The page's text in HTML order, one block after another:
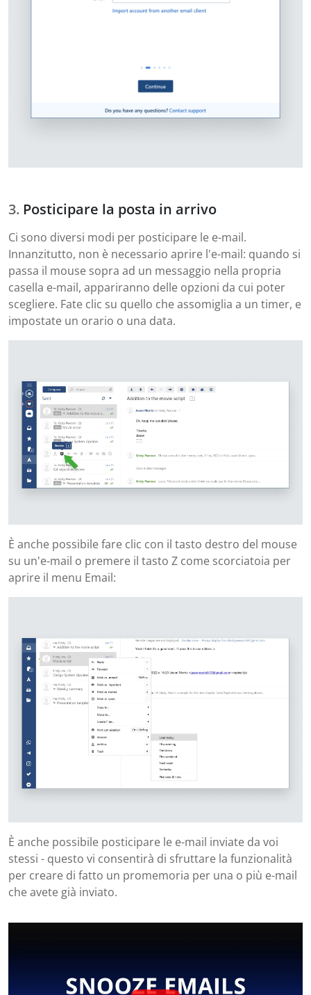
Posticipare la posta in arrivo
Ci sono diversi modi per posticipare le e-mail.
Innanzitutto, non è necessario aprire l'e-mail: quando si
passa il mouse sopra ad un messaggio nella propria
casella e-mail, appariranno delle opzioni da cui poter
scegliere. Fate clic su quello che assomiglia a un timer, e
impostate un orario o una data.
È anche possibile fare clic con il tasto destro del mouse
su un'e-mail o premere il tasto Z come scorciatoia per
aprire il menu Email:
È anche possibile posticipare le e-mail inviate da voi
stessi - questo vi consentirà di sfruttare la funzionalità
per creare di fatto un promemoria per una o più e-mail
che avete già inviato.